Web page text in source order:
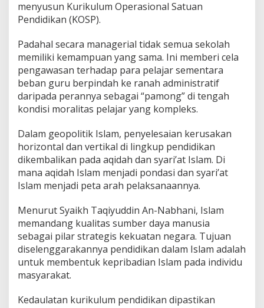
menyusun Kurikulum Operasional Satuan
Pendidikan (KOSP).
Padahal secara managerial tidak semua sekolah
memiliki kemampuan yang sama. Ini memberi cela
pengawasan terhadap para pelajar sementara
beban guru berpindah ke ranah administratif
daripada perannya sebagai “pamong” di tengah
kondisi moralitas pelajar yang kompleks.
Dalam geopolitik Islam, penyelesaian kerusakan
horizontal dan vertikal di lingkup pendidikan
dikembalikan pada aqidah dan syari’at Islam. Di
mana aqidah Islam menjadi pondasi dan syari’at
Islam menjadi peta arah pelaksanaannya.
Menurut Syaikh Taqiyuddin An-Nabhani, Islam
memandang kualitas sumber daya manusia
sebagai pilar strategis kekuatan negara. Tujuan
diselenggarakannya pendidikan dalam Islam adalah
untuk membentuk kepribadian Islam pada individu
masyarakat.
Kedaulatan kurikulum pendidikan dipastikan